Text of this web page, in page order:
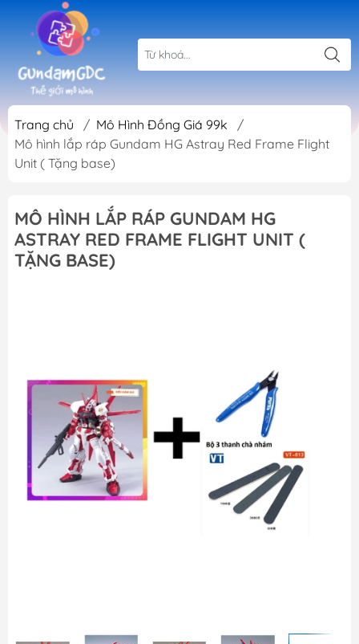
Trang chủ / Mô Hình Đồng Giá 99k
/
Mô hình lắp ráp Gundam HG Astray Red Frame Flight
Unit ( Tặng base)
MÔ HÌNH LẮP RÁP GUNDAM HG
ASTRAY RED FRAME FLIGHT UNIT (
TẶNG BASE)